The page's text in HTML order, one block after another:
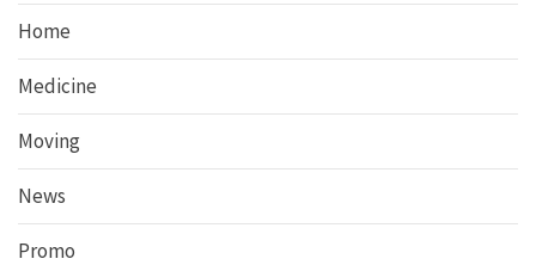
Home
Medicine
Moving
News
Promo